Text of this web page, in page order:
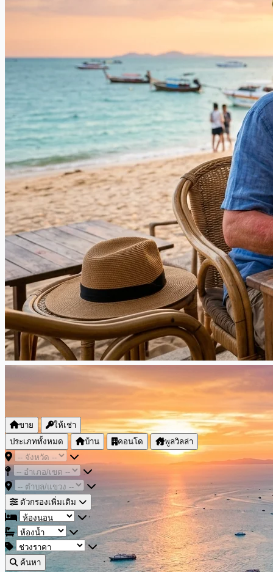
ขาย
ให้เช่า
ประเภททั้งหมด
บ้าน คอนโด พูลวิลล่า
ตัวกรองเพิ่มเติม
ค้นหา